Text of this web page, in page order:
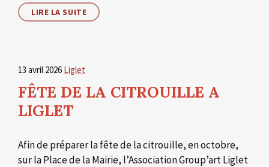
LIRE LA SUITE
13 avril 2026 Liglet
FÊTE DE LA CITROUILLE A
LIGLET
Afin de préparer la fête de la citrouille, en octobre,
sur la Place de la Mairie, l’Association Group’art Liglet